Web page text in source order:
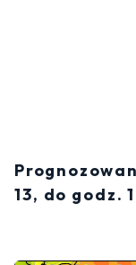
13, do godz.